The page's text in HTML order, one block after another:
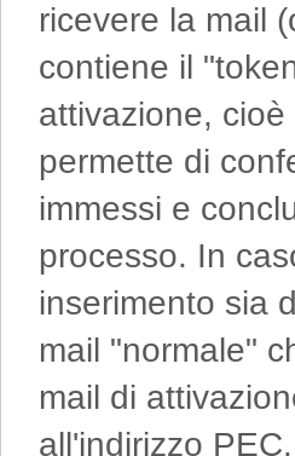
ricevere la mail
contiene il
attivazione,
permette di
immessi e
processo. In
inserimento sia
mail "normale"
mail di
all'indirizzo PEC.